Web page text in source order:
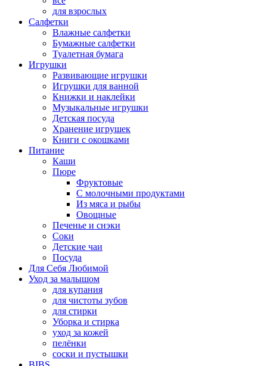
для взрослых
Салфетки
Влажные салфетки
Бумажные салфетки
Туалетная бумага
Игрушки
Развивающие игрушки
Игрушки для ванной
Книжки и наклейки
Музыкальные игрушки
Детская посуда
Хранение игрушек
Книги с окошками
Питание
Каши
Пюре
Фруктовые
С молочными продуктами
Из мяса и рыбы
Овощные
Печенье и снэки
Соки
Детские чаи
Посуда
Для Себя Любимой
Уход за малышом
для купания
для чистоты зубов
для стирки
Уборка и стирка
уход за кожей
пелёнки
соски и пустышки